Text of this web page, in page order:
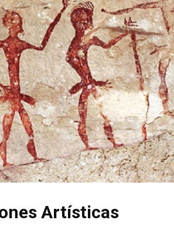
Artísticas